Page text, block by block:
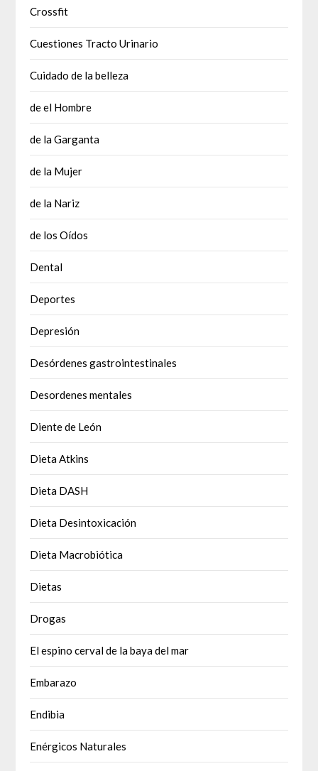
Crossfit
Cuestiones Tracto Urinario
Cuidado de la belleza
de el Hombre
de la Garganta
de la Mujer
de la Nariz
de los Oídos
Dental
Deportes
Depresión
Desórdenes gastrointestinales
Desordenes mentales
Diente de León
Dieta Atkins
Dieta DASH
Dieta Desintoxicación
Dieta Macrobiótica
Dietas
Drogas
El espino cerval de la baya del mar
Embarazo
Endibia
Enérgicos Naturales